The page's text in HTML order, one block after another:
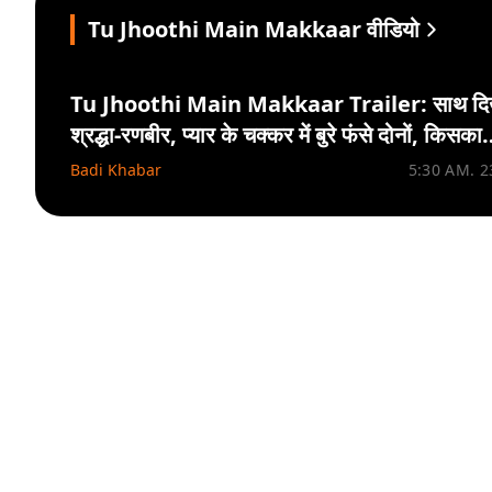
Tu Jhoothi Main Makkaar वीडियो
Tu Jhoothi Main Makkaar Trailer: साथ
श्रद्धा-रणबीर, प्यार के चक्कर में बुरे फंसे दोनों, किसका
टूटेगा दिल?
Badi Khabar 5:30 AM.